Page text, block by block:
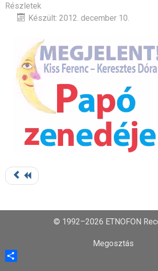
Részletek
Készült: 2012. december 10.
© 1992–2026 ETNOFON
Megosztás